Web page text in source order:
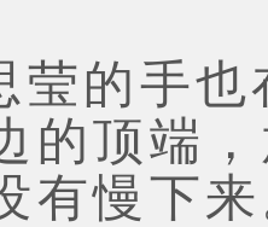
手也在
的顶端
有慢下